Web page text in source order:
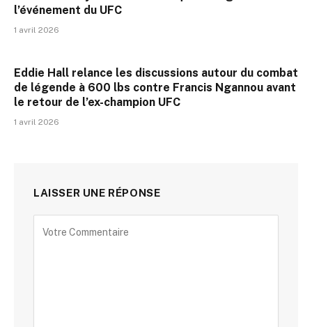
l’événement du UFC
1 avril 2026
Eddie Hall relance les discussions autour du combat
de légende à 600 lbs contre Francis Ngannou avant
le retour de l’ex-champion UFC
1 avril 2026
LAISSER UNE RÉPONSE